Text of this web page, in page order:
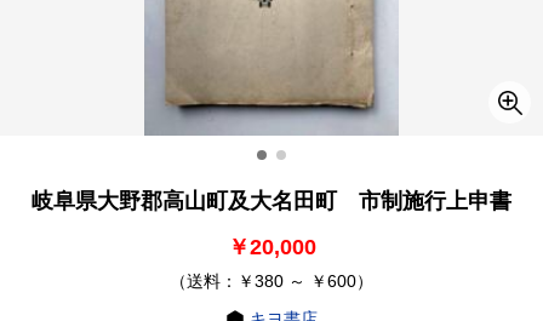
岐阜県大野郡高山町及大名田町 市制施行上申書
￥20,000
（送料：￥380 ～ ￥600）